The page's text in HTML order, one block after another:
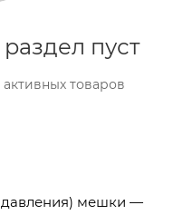
пуст
товаров
мешки —